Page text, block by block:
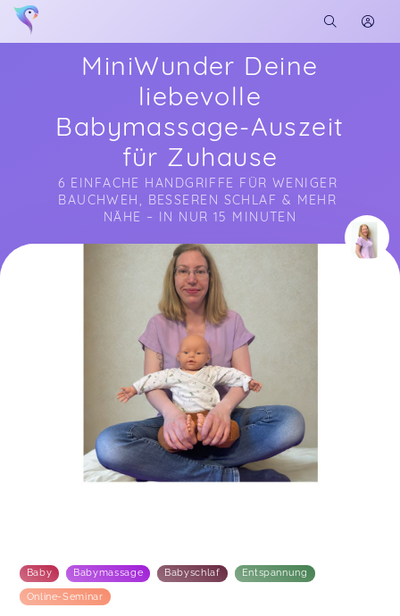
MiniWunder Deine
liebevolle
Babymassage-Auszeit
für Zuhause
6 EINFACHE HANDGRIFFE FÜR WENIGER
BAUCHWEH, BESSEREN SCHLAF & MEHR
NÄHE – IN NUR 15 MINUTEN
Soon you will learn more about me here...
Baby Babymassage Babyschlaf Entspannung
Online-Seminar